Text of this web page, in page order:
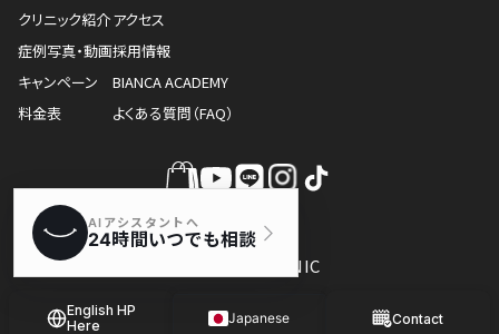
English HP
Here
Japanese Contact
クリニック紹介
症例写真・動画
キャンペーン
料金表
アクセス
採用情報
BIANCA ACADEMY
よくある質問（FAQ）
© BIANCA CLINIC